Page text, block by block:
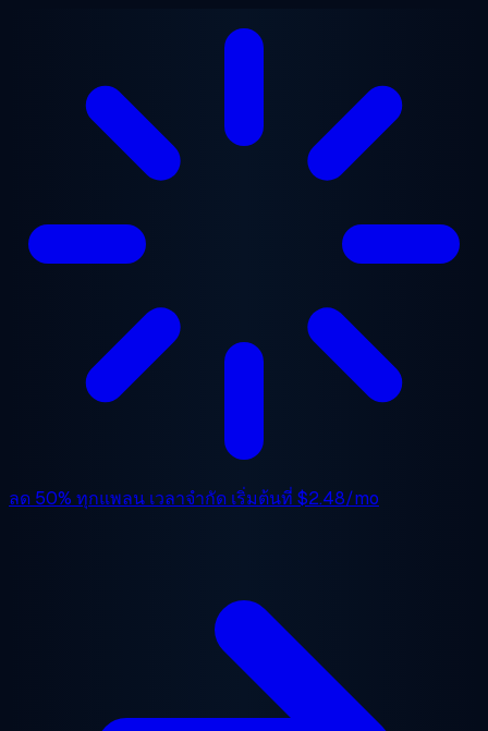
ลด 50% ทุกแพลน เวลาจำกัด เริ่มต้นที่ $2.48/mo